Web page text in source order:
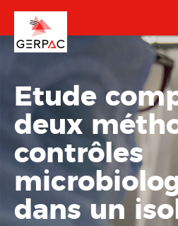
Etude
deux
contrôles
dans un